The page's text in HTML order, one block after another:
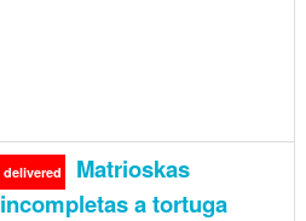
delivered
Matrioskas
incompletas a tortuga